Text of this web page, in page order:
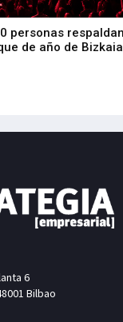
personas respaldan
de año de Bizkaia
6
Bilbao